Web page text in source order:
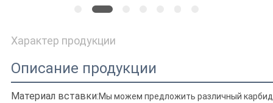
Характер продукции
Описание продукции
Материал вставки:Мы можем предложить различный